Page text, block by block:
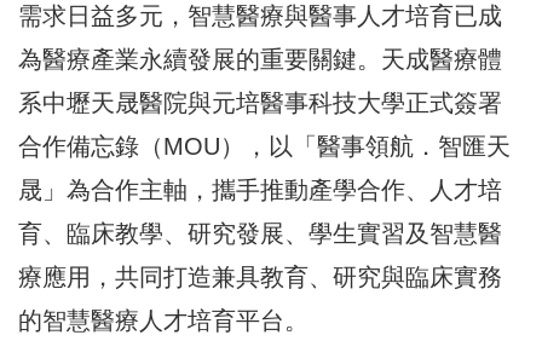
需求日益多元，智慧醫療與醫事人才培育已成
為醫療產業永續發展的重要關鍵。天成醫療體
系中壢天晟醫院與元培醫事科技大學正式簽署
合作備忘錄（MOU），以「醫事領航．智匯天
晟」為合作主軸，攜手推動產學合作、人才培
育、臨床教學、研究發展、學生實習及智慧醫
療應用，共同打造兼具教育、研究與臨床實務
的智慧醫療人才培育平台。